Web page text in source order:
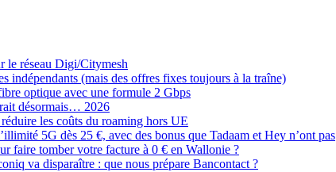
le réseau Digi/Citymesh
indépendants (mais des offres fixes toujours à la traîne)
optique avec une formule 2 Gbps
désormais… 2026
les coûts du roaming hors UE
5G dès 25 €, avec des bonus que Tadaam et Hey n’ont pas
faire tomber votre facture à 0 € en Wallonie ?
va disparaître : que nous prépare Bancontact ?